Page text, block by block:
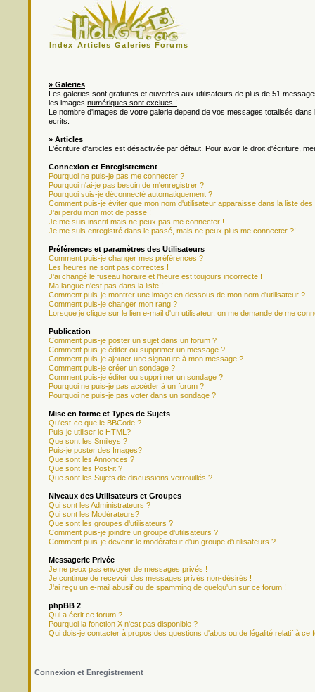
Index Articles Galeries Forums
» Galeries
Les galeries sont gratuites et ouvertes aux utilisateurs de plus de 51
les images numériques sont exclues !
Le nombre d'images de votre galerie depend de vos messages totalisés
ecrits.
» Articles
L'écriture d'articles est désactivée par défaut. Pour avoir le droit d'écriture,
Connexion et Enregistrement
Pourquoi ne puis-je pas me connecter ?
Pourquoi n'ai-je pas besoin de m'enregistrer ?
Pourquoi suis-je déconnecté automatiquement ?
Comment puis-je éviter que mon nom d'utilisateur apparaisse dans la liste
J'ai perdu mon mot de passe !
Je me suis inscrit mais ne peux pas me connecter !
Je me suis enregistré dans le passé, mais ne peux plus me connecter ?!
Préférences et paramètres des Utilisateurs
Comment puis-je changer mes préférences ?
Les heures ne sont pas correctes !
J'ai changé le fuseau horaire et l'heure est toujours incorrecte !
Ma langue n'est pas dans la liste !
Comment puis-je montrer une image en dessous de mon nom d'utilisateur ?
Comment puis-je changer mon rang ?
Lorsque je clique sur le lien e-mail d'un utilisateur, on me demande de me
Publication
Comment puis-je poster un sujet dans un forum ?
Comment puis-je éditer ou supprimer un message ?
Comment puis-je ajouter une signature à mon message ?
Comment puis-je créer un sondage ?
Comment puis-je éditer ou supprimer un sondage ?
Pourquoi ne puis-je pas accéder à un forum ?
Pourquoi ne puis-je pas voter dans un sondage ?
Mise en forme et Types de Sujets
Qu'est-ce que le BBCode ?
Puis-je utiliser le HTML?
Que sont les Smileys ?
Puis-je poster des Images?
Que sont les Annonces ?
Que sont les Post-it ?
Que sont les Sujets de discussions verrouillés ?
Niveaux des Utilisateurs et Groupes
Qui sont les Administrateurs ?
Qui sont les Modérateurs?
Que sont les groupes d'utilisateurs ?
Comment puis-je joindre un groupe d'utilisateurs ?
Comment puis-je devenir le modérateur d'un groupe d'utilisateurs ?
Messagerie Privée
Je ne peux pas envoyer de messages privés !
Je continue de recevoir des messages privés non-désirés !
J'ai reçu un e-mail abusif ou de spamming de quelqu'un sur ce forum !
phpBB 2
Qui a écrit ce forum ?
Pourquoi la fonction X n'est pas disponible ?
Qui dois-je contacter à propos des questions d'abus ou de légalité relatif à ce
Connexion et Enregistrement